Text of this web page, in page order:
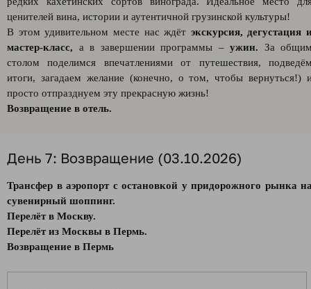
ценителей вина, истории и аутентичной грузинской культуры!
В этом удивительном месте нас ждёт экскурсия, дегустация
мастер-класс, а в завершении программы – ужин. За
столом поделимся впечатлениями от путешествия,
итоги, загадаем желание (конечно, о том, чтобы вернуться!)
просто отпразднуем эту прекрасную жизнь!
Возвращение в отель.
День 7: Возвращение (03.10.2026)
Трансфер в аэропорт с остановкой у придорожного рынка
сувенирный шоппинг.
Перелёт в Москву.
Перелёт из Москвы в Пермь.
Возвращение в Пермь